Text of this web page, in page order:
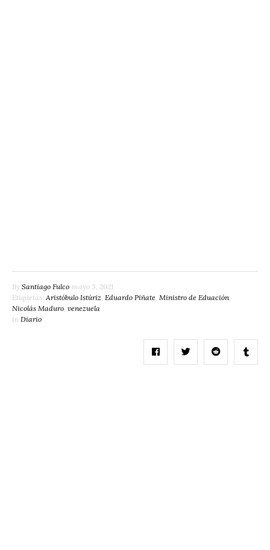
By Santiago Fulco mayo 3, 2021
Etiquetas: Aristóbulo Istúriz, Eduardo Piñate, Ministro de Eduación,
Nicolás Maduro, venezuela
in Diario